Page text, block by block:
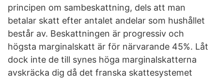
principen om sambeskattning, dels att man
betalar skatt efter antalet andelar som hushållet
består av. Beskattningen är progressiv och
högsta marginalskatt är för närvarande 45%. Låt
dock inte de till synes höga marginalskatterna
avskräcka dig då det franska skattesystemet